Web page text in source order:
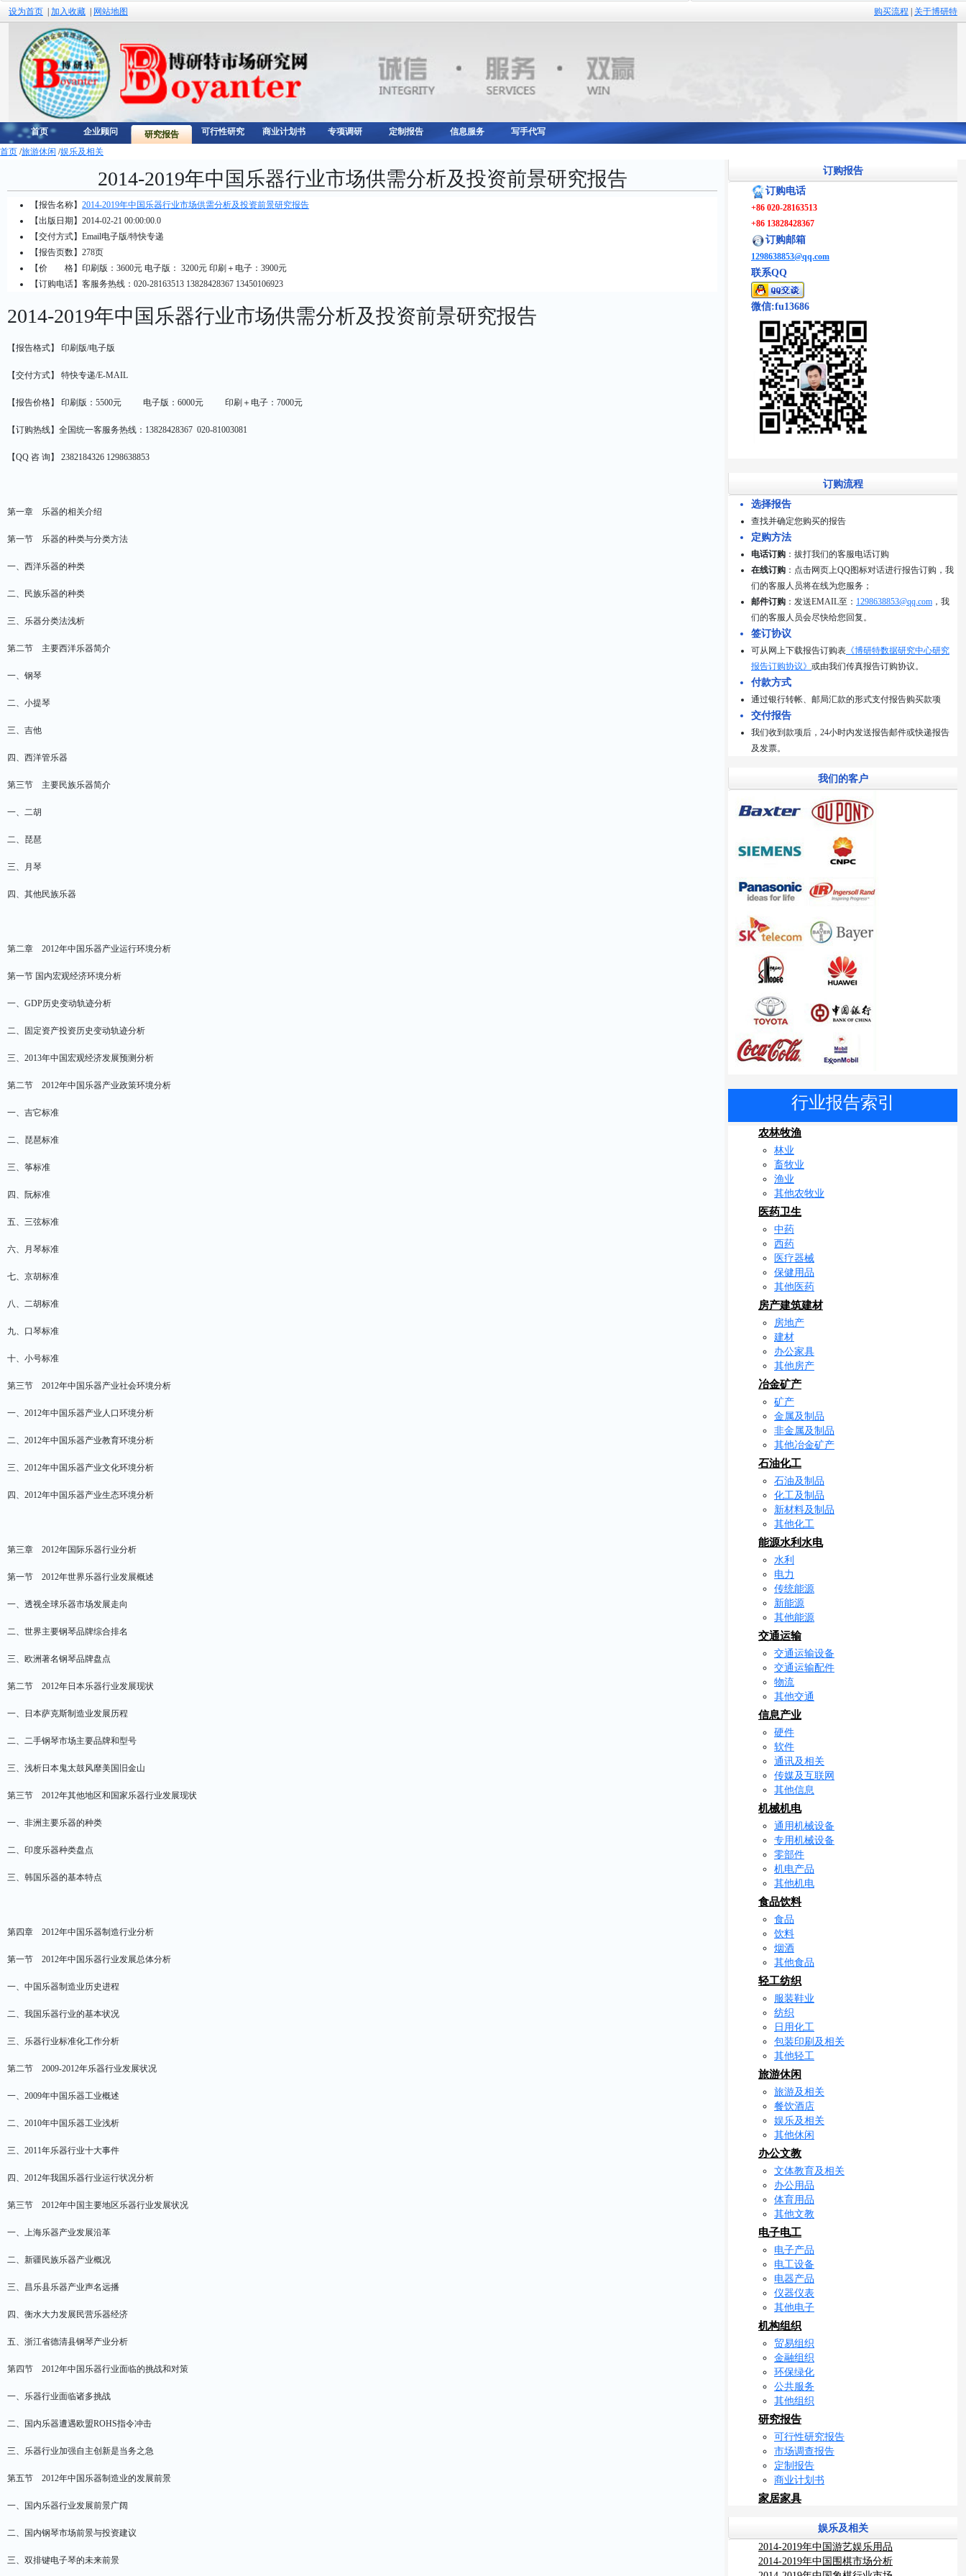
设为首页 加入收藏 网站地图 关于博研特
购买流程
首页 企业顾问 研究报告 可行性研究 商业计划书 专项调研 定制报告 信息服务
写手代写
首页 /旅游休闲 /娱乐及相关
2014-2019年中国乐器行业市场供需分析及投资前景研究报告
【报告名称】 2014-2019年中国乐器行业市场供需分析及投资前景研究报告
【出版日期】2014-02-21 00:00:00.0
【交付方式】Email电子版/特快专递
【报告页数】278页
【价 格】 印刷版：3600元 电子版： 3200元 印刷＋电子：3900元
【订购电话】客服务热线：020-28163513 13828428367 13450106923
2014-2019年中国乐器行业市场供需分析及投资前景研究报告
【报告格式】 印刷版/电子版
【交付方式】 特快专递/E-MAIL
【报告价格】 印刷版：5500元 电子版：6000元 印刷＋电子：7000元
【订购热线】全国统一客服务热线：13828428367 020-81003081
【QQ 咨 询】 2382184326 1298638853
第一章 乐器的相关介绍
第一节 乐器的种类与分类方法
一、西洋乐器的种类
二、民族乐器的种类
三、乐器分类法浅析
第二节 主要西洋乐器简介
一、钢琴
二、小提琴
三、吉他
四、西洋管乐器
第三节 主要民族乐器简介
一、二胡
二、琵琶
三、月琴
四、其他民族乐器
第二章 2012年中国乐器产业运行环境分析
第一节 国内宏观经济环境分析
一、GDP历史变动轨迹分析
二、固定资产投资历史变动轨迹分析
三、2013年中国宏观经济发展预测分析
第二节 2012年中国乐器产业政策环境分析
一、吉它标准
二、琵琶标准
三、筝标准
四、阮标准
五、三弦标准
六、月琴标准
七、京胡标准
八、二胡标准
九、口琴标准
十、小号标准
第三节 2012年中国乐器产业社会环境分析
一、2012年中国乐器产业人口环境分析
二、2012年中国乐器产业教育环境分析
三、2012年中国乐器产业文化环境分析
四、2012年中国乐器产业生态环境分析
第三章 2012年国际乐器行业分析
第一节 2012年世界乐器行业发展概述
一、透视全球乐器市场发展走向
二、世界主要钢琴品牌综合排名
三、欧洲著名钢琴品牌盘点
第二节 2012年日本乐器行业发展现状
一、日本萨克斯制造业发展历程
二、二手钢琴市场主要品牌和型号
三、浅析日本鬼太鼓风靡美国旧金山
第三节 2012年其他地区和国家乐器行业发展现状
一、非洲主要乐器的种类
二、印度乐器种类盘点
三、韩国乐器的基本特点
第四章 2012年中国乐器制造行业分析
第一节 2012年中国乐器行业发展总体分析
一、中国乐器制造业历史进程
二、我国乐器行业的基本状况
三、乐器行业标准化工作分析
第二节 2009-2012年乐器行业发展状况
一、2009年中国乐器工业概述
二、2010年中国乐器工业浅析
三、2011年乐器行业十大事件
四、2012年我国乐器行业运行状况分析
第三节 2012年中国主要地区乐器行业发展状况
一、上海乐器产业发展沿革
二、新疆民族乐器产业概况
三、昌乐县乐器产业声名远播
四、衡水大力发展民营乐器经济
五、浙江省德清县钢琴产业分析
第四节 2012年中国乐器行业面临的挑战和对策
一、乐器行业面临诸多挑战
二、国内乐器遭遇欧盟ROHS指令冲击
三、乐器行业加强自主创新是当务之急
第五节 2012年中国乐器制造业的发展前景
一、国内乐器行业发展前景广阔
二、国内钢琴市场前景与投资建议
三、双排键电子琴的未来前景
订购报告
订购电话
+86 020-28163513
+86 13828428367
订购邮箱
1298638853@qq.com
联系QQ
微信:fu13686
订购流程
选择报告
查找并确定您购买的报告
定购方法
电话订购 ：拔打我们的客服电话订购
在线订购 ：点击网页上QQ图标对话进行报告订购，我
们的客服人员将在线为您服务；
邮件订购 ：发送EMAIL至： 1298638853@qq.com ，我
们的客服人员会尽快给您回复。
签订协议
可从网上下载报告订购表 《博研特数据研究中心研究
报告订购协议》 或由我们传真报告订购协议。
付款方式
通过银行转帐、邮局汇款的形式支付报告购买款项
交付报告
我们收到款项后，24小时内发送报告邮件或快递报告
及发票。
我们的客户
行业报告索引
农林牧渔
林业
畜牧业
渔业
其他农牧业
医药卫生
中药
西药
医疗器械
保健用品
其他医药
房产建筑建材
房地产
建材
办公家具
其他房产
冶金矿产
矿产
金属及制品
非金属及制品
其他冶金矿产
石油化工
石油及制品
化工及制品
新材料及制品
其他化工
能源水利水电
水利
电力
传统能源
新能源
其他能源
交通运输
交通运输设备
交通运输配件
物流
其他交通
信息产业
硬件
软件
通讯及相关
传媒及互联网
其他信息
机械机电
通用机械设备
专用机械设备
零部件
机电产品
其他机电
食品饮料
食品
饮料
烟酒
其他食品
轻工纺织
服装鞋业
纺织
日用化工
包装印刷及相关
其他轻工
旅游休闲
旅游及相关
餐饮酒店
娱乐及相关
其他休闲
办公文教
文体教育及相关
办公用品
体育用品
其他文教
电子电工
电子产品
电工设备
电器产品
仪器仪表
其他电子
机构组织
贸易组织
金融组织
环保绿化
公共服务
其他组织
研究报告
可行性研究报告
市场调查报告
定制报告
商业计划书
家居家具
娱乐及相关
2014-2019年中国游艺娱乐用品
行业市场供需分析及投资前景
2014-2019年中国围棋市场分析